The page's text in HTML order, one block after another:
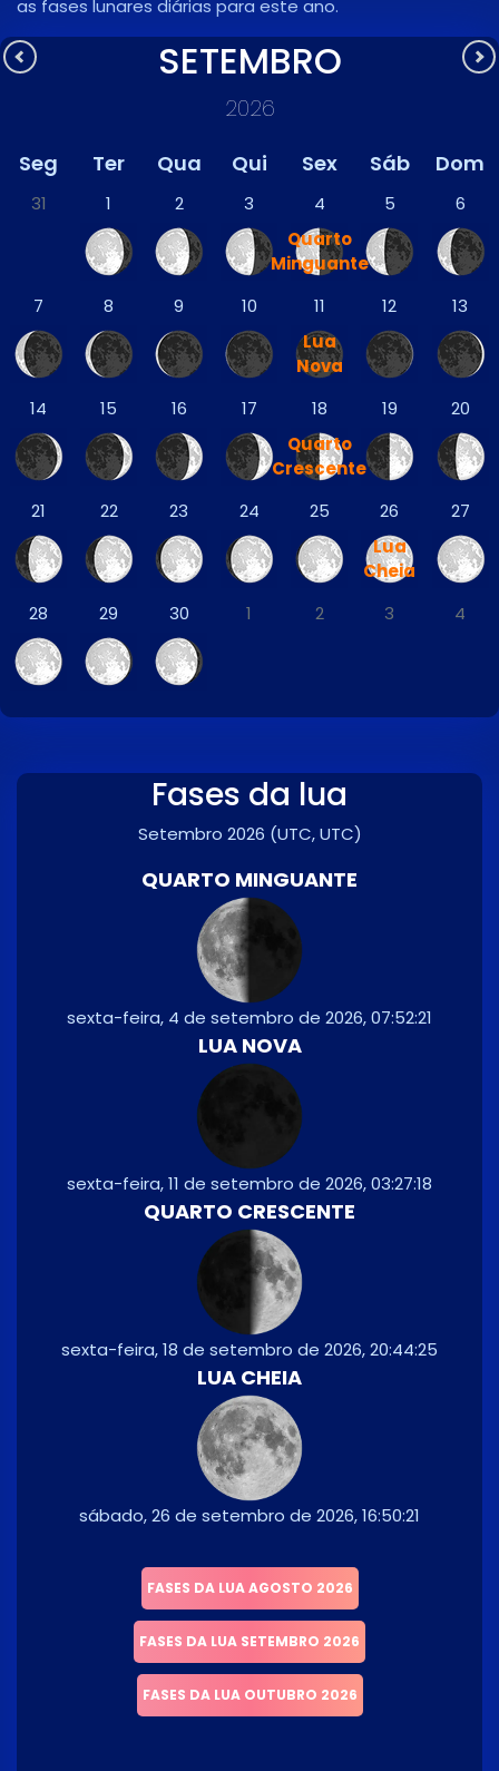
as fases lunares diárias para este ano.
SETEMBRO
2026
Seg Ter Qua Qui Sex Sáb Dom
31 1 2 3
4
Quarto
Minguante
5 6
7 8 9 10
11
Lua
Nova
12 13
14 15 16 17
18
Quarto
Crescente
19 20
21 22 23 24 25
26
Lua
Cheia
27
28 29 30 1 2 3 4
Fases da lua
Setembro 2026 (UTC, UTC)
QUARTO MINGUANTE
sexta-feira, 4 de setembro de 2026, 07:52:21
LUA NOVA
sexta-feira, 11 de setembro de 2026, 03:27:18
QUARTO CRESCENTE
sexta-feira, 18 de setembro de 2026, 20:44:25
LUA CHEIA
sábado, 26 de setembro de 2026, 16:50:21
FASES DA LUA AGOSTO 2026
FASES DA LUA SETEMBRO 2026
FASES DA LUA OUTUBRO 2026